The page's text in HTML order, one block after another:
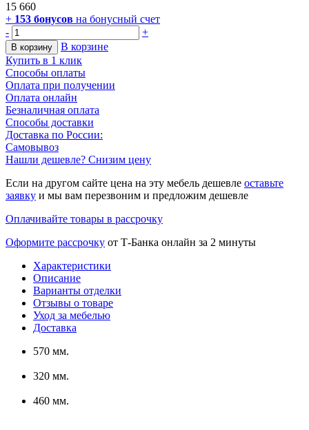
15 660
+ 153 бонусов на бонусный счет
-
+
В корзину
В корзине
Купить в 1 клик
Способы оплаты
Оплата при получении
Оплата онлайн
Безналичная оплата
Способы доставки
Доставка по России:
Самовывоз
Нашли дешевле? Снизим цену
Если на другом сайте цена на эту мебель дешевле оставьте
заявку и мы вам перезвоним и предложим дешевле
Оплачивайте товары в рассрочку
Оформите рассрочку от Т-Банка онлайн за 2 минуты
Характеристики
Описание
Варианты отделки
Отзывы о товаре
Уход за мебелью
Доставка
570 мм.
320 мм.
460 мм.